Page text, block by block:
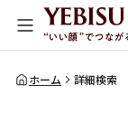
全体検索
ホーム 詳細検索